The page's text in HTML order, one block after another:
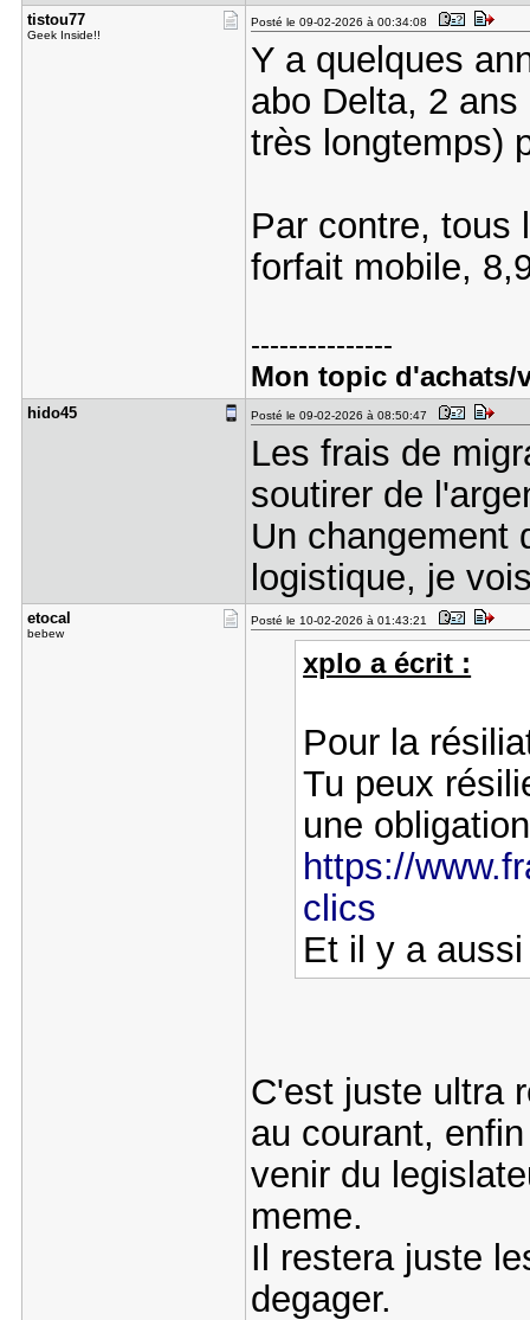
tistou77
Geek Inside!!
Posté le 09-02-2026 à 00:34:08
Y a quelques
abo Delta, 2
très longtemps)
Par contre, tous
forfait mobile,
---------------
Mon topic d'achats/
hido45 Posté le 09-02-2026 à 08:50:47
Les frais de
soutirer de
Un changement
logistique, je
etocal
bebew
Posté le 10-02-2026 à 01:43:21
xplo a écrit :
Pour la
Tu peux
une
https://
clics
Et il y a
C'est juste ultra
au courant,
venir du
meme.
Il restera juste
degager.